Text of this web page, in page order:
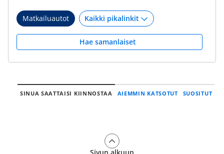
Matkailuautot
Hae samanlaiset
SINUA SAATTAISI KIINNOSTAA AIEMMIN KATSOTUT SUOSITUT